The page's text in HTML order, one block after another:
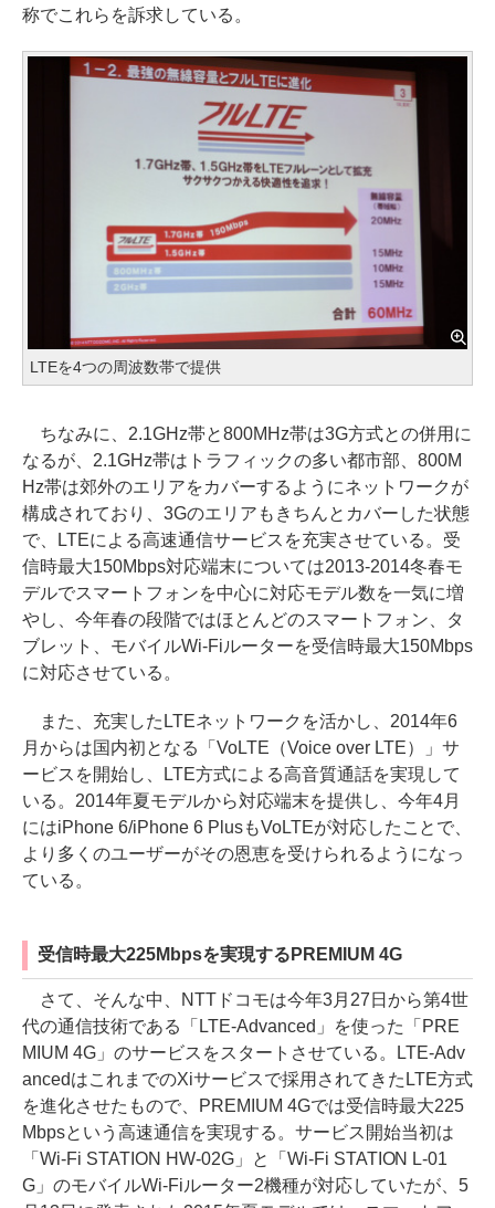
称でこれらを訴求している。
LTEを4つの周波数帯で提供
ちなみに、2.1GHz帯と800MHz帯は3G方式との併用に
なるが、2.1GHz帯はトラフィックの多い都市部、800M
Hz帯は郊外のエリアをカバーするようにネットワークが
構成されており、3Gのエリアもきちんとカバーした状態
で、LTEによる高速通信サービスを充実させている。受
信時最大150Mbps対応端末については2013-2014冬春モ
デルでスマートフォンを中心に対応モデル数を一気に増
やし、今年春の段階ではほとんどのスマートフォン、タ
ブレット、モバイルWi-Fiルーターを受信時最大150Mbps
に対応させている。
また、充実したLTEネットワークを活かし、2014年6
月からは国内初となる「VoLTE（Voice over LTE）」サ
ービスを開始し、LTE方式による高音質通話を実現して
いる。2014年夏モデルから対応端末を提供し、今年4月
にはiPhone 6/iPhone 6 PlusもVoLTEが対応したことで、
より多くのユーザーがその恩恵を受けられるようになっ
ている。
受信時最大225Mbpsを実現するPREMIUM 4G
さて、そんな中、NTTドコモは今年3月27日から第4世
代の通信技術である「LTE-Advanced」を使った「PRE
MIUM 4G」のサービスをスタートさせている。LTE-Adv
ancedはこれまでのXiサービスで採用されてきたLTE方式
を進化させたもので、PREMIUM 4Gでは受信時最大225
Mbpsという高速通信を実現する。サービス開始当初は
「Wi-Fi STATION HW-02G」と「Wi-Fi STATION L-01
G」のモバイルWi-Fiルーター2機種が対応していたが、5